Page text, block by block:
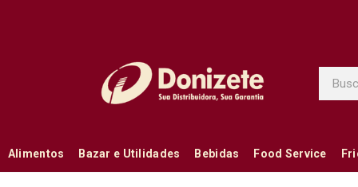
Alimentos Bazar e Utilidades Bebidas Food Service